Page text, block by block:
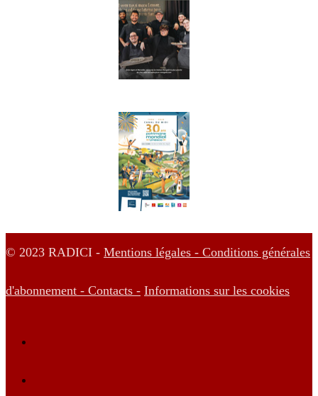
© 2023 RADICI - Mentions légales - Conditions générales
d'abonnement - Contacts - Informations sur les cookies